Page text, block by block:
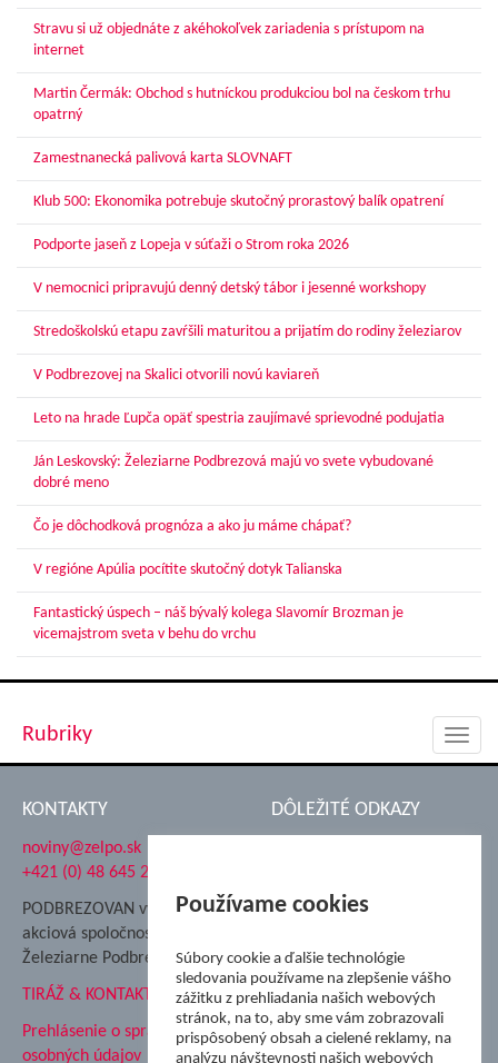
Stravu si už objednáte z akéhokoľvek zariadenia s prístupom na
internet
Martin Čermák: Obchod s hutníckou produkciou bol na českom trhu
opatrný
Zamestnanecká palivová karta SLOVNAFT
Klub 500: Ekonomika potrebuje skutočný prorastový balík opatrení
Podporte jaseň z Lopeja v súťaži o Strom roka 2026
V nemocnici pripravujú denný detský tábor i jesenné workshopy
Stredoškolskú etapu zavŕšili maturitou a prijatím do rodiny železiarov
V Podbrezovej na Skalici otvorili novú kaviareň
Leto na hrade Ľupča opäť spestria zaujímavé sprievodné podujatia
Ján Leskovský: Železiarne Podbrezová majú vo svete vybudované
dobré meno
Čo je dôchodková prognóza a ako ju máme chápať?
V regióne Apúlia pocítite skutočný dotyk Talianska
Fantastický úspech – náš bývalý kolega Slavomír Brozman je
vicemajstrom sveta v behu do vrchu
Rubriky
KONTAKTY
noviny@zelpo.sk
+421 (0) 48 645 2711
PODBREZOVAN vydáva
akciová spoločnosť
Železiarne Podbrezová
TIRÁŽ & KONTAKT
Prehlásenie o spracovaní
osobných údajov
DÔLEŽITÉ ODKAZY
Nadácia Železiarne
ŽP Informatika s.r.o.
ŠK Železiarne Podbrezová
Tále a.s.
Používame cookies
Súbory cookie a ďalšie technológie
sledovania používame na zlepšenie vášho
zážitku z prehliadania našich webových
stránok, na to, aby sme vám zobrazovali
prispôsobený obsah a cielené reklamy, na
analýzu návštevnosti našich webových